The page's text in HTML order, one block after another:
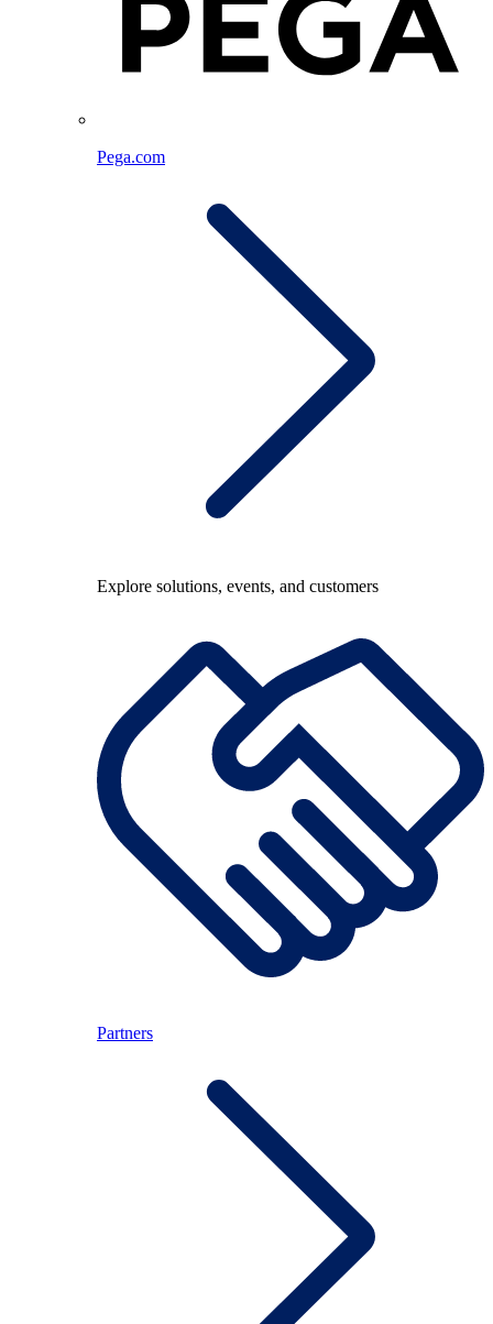
Pega.com
Explore solutions, events, and customers
Partners